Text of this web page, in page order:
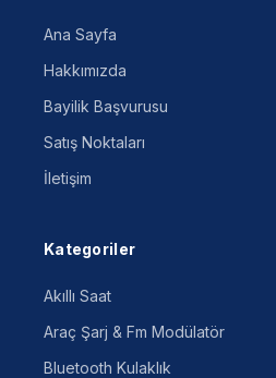
Ana Sayfa
Hakkımızda
Bayilik Başvurusu
Satış Noktaları
İletişim
Kategoriler
Akıllı Saat
Araç Şarj & Fm Modülatör
Bluetooth Kulaklık